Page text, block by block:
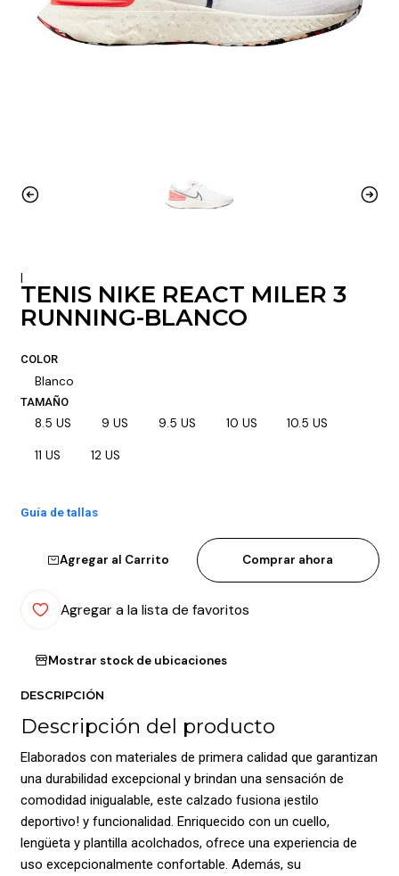
|
TENIS NIKE REACT MILER 3
RUNNING-BLANCO
COLOR
Blanco
TAMAÑO
8.5 US 9 US 9.5 US 10 US 10.5 US
11 US 12 US
Guía de tallas
Agregar al Carrito Comprar ahora
Agregar a la lista de favoritos
Mostrar stock de ubicaciones
DESCRIPCIÓN
Descripción del producto
Elaborados con materiales de primera calidad que garantizan
una durabilidad excepcional y brindan una sensación de
comodidad inigualable, este calzado fusiona ¡estilo
deportivo! y funcionalidad. Enriquecido con un cuello,
lengüeta y plantilla acolchados, ofrece una experiencia de
uso excepcionalmente confortable. Además, su